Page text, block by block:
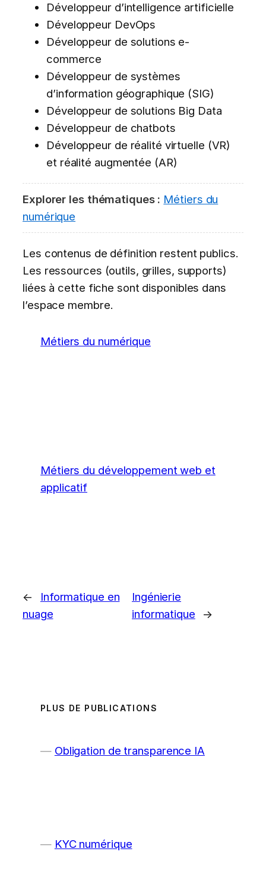
Développeur d’intelligence artificielle
Développeur DevOps
Développeur de solutions e-
commerce
Développeur de systèmes
d’information géographique (SIG)
Développeur de solutions Big Data
Développeur de chatbots
Développeur de réalité virtuelle (VR)
et réalité augmentée (AR)
Explorer les thématiques : Métiers du
numérique
Les contenus de définition restent publics.
Les ressources (outils, grilles, supports)
liées à cette fiche sont disponibles dans
l’espace membre.
Métiers du numérique
Métiers du développement web et
applicatif
←
Informatique en
nuage
Ingénierie
informatique
→
PLUS DE PUBLICATIONS
Obligation de transparence IA
KYC numérique